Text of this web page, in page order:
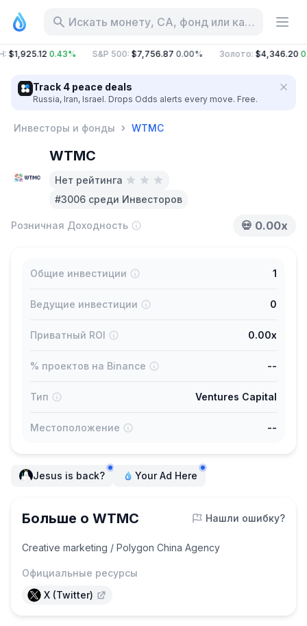
Искать монету, CA, фонд или категорию
:$1,925.12 0.43% S&P 500:$7,756.87 0.00% Золото:$4,346.20
Track 4 peace deals
Russia, Iran, Israel. Drops Odds alerts every move. Free.
Инвесторы и фонды WTMC
WTMC
Нет рейтинга
#3006 среди Инвесторов
Розничная Доходность 💀 0.00x
Общие инвестиции 1
Ведущие инвестиции 0
Приватный ROI 0.00x
% проектов на Binance --
Тип Ventures Capital
Местоположение --
Jesus is back? Your Ad Here
Больше о WTMC Нашли ошибку?
Creative marketing / Polygon China Agency
Официальные ресурсы
X (Twitter)